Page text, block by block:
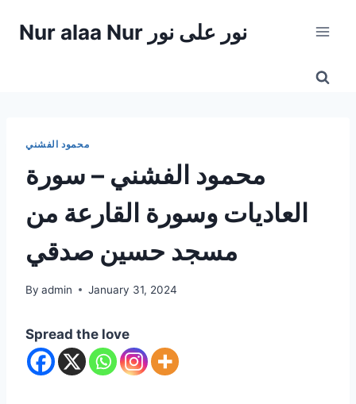
Nur alaa Nur نور على نور
محمود الفشني
محمود الفشني – سورة
العاديات وسورة القارعة من
مسجد حسين صدقي
By admin January 31, 2024
Spread the love